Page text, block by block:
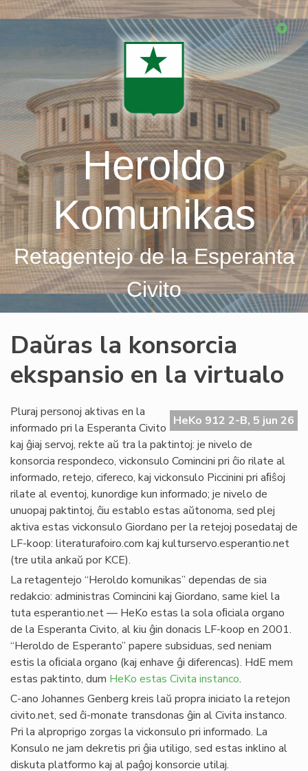
Skip
Heroldo
Komunikas
Retagentejo de la Esperanta
Civito
Daŭras la konsorcia
ekspansio en la virtualo
HeKo 912 2-B, 5 jun 26
Pluraj personoj aktivas en la
informado pri la Esperanta Civito
kaj ĝiaj servoj, rekte aŭ tra la paktintoj: je nivelo de
konsorcia respondeco, vickonsulo Comincini pri ĉio rilate al
informado, retejo, cifereco, kaj vickonsulo Piccinini pri aﬁŝoj
rilate al eventoj, kunordige kun informado; je nivelo de
unuopaj paktintoj, ĉiu establo estas aŭtonoma, sed plej
aktiva estas vickonsulo Giordano per la retejoj posedataj de
LF-koop: literaturafoiro.com kaj kulturservo.esperantio.net
(tre utila ankaŭ por KCE).
La retagentejo “Heroldo komunikas” dependas de sia
redakcio: administras Comincini kaj Giordano, same kiel la
tuta esperantio.net — HeKo estas la sola oﬁciala organo
de la Esperanta Civito, al kiu ĝin donacis LF-koop en 2001.
“Heroldo de Esperanto” papere subsiduas, sed neniam
estis la oﬁciala organo (kaj enhave ĝi diferencas). HdE mem
estas paktinto, dum HeKo estas Civita instanco.
C-ano Johannes Genberg kreis laŭ propra iniciato la retejon
civito.net, sed ĉi-monate transdonas ĝin al Civita instanco.
Pri la alproprigo zorgas la vickonsulo pri informado. La
Konsulo ne jam dekretis pri ĝia utiligo, sed estas inklino al
diskuta platformo kaj al paĝoj konsorcie utilaj.